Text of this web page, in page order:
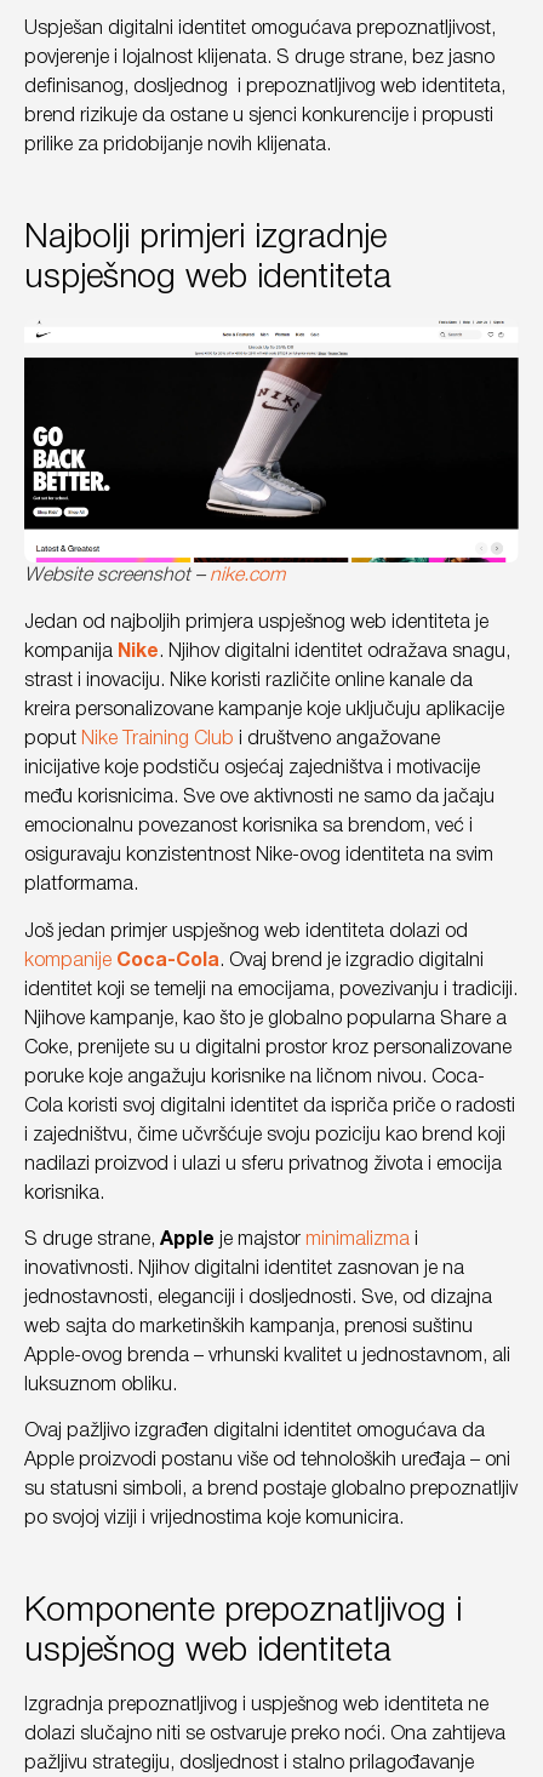
Uspješan digitalni identitet omogućava prepoznatljivost,
povjerenje i lojalnost klijenata. S druge strane, bez jasno
definisanog, dosljednog i prepoznatljivog web identiteta,
brend rizikuje da ostane u sjenci konkurencije i propusti
prilike za pridobijanje novih klijenata.
Najbolji primjeri izgradnje
uspješnog web identiteta
Website screenshot – nike.com
Jedan od najboljih primjera uspješnog web identiteta je
kompanija Nike . Njihov digitalni identitet odražava snagu,
strast i inovaciju. Nike koristi različite online kanale da
kreira personalizovane kampanje koje uključuju aplikacije
poput Nike Training Club i društveno angažovane
inicijative koje podstiču osjećaj zajedništva i motivacije
među korisnicima. Sve ove aktivnosti ne samo da jačaju
emocionalnu povezanost korisnika sa brendom, već i
osiguravaju konzistentnost Nike-ovog identiteta na svim
platformama.
Još jedan primjer uspješnog web identiteta dolazi od
kompanije Coca-Cola . Ovaj brend je izgradio digitalni
identitet koji se temelji na emocijama, povezivanju i tradiciji.
Njihove kampanje, kao što je globalno popularna Share a
Coke, prenijete su u digitalni prostor kroz personalizovane
poruke koje angažuju korisnike na ličnom nivou. Coca-
Cola koristi svoj digitalni identitet da ispriča priče o radosti
i zajedništvu, čime učvršćuje svoju poziciju kao brend koji
nadilazi proizvod i ulazi u sferu privatnog života i emocija
korisnika.
S druge strane, Apple je majstor minimalizma
inovativnosti. Njihov digitalni identitet zasnovan je na
jednostavnosti, eleganciji i dosljednosti. Sve, od dizajna
web sajta do marketinških kampanja, prenosi suštinu
Apple-ovog brenda – vrhunski kvalitet u jednostavnom, ali
luksuznom obliku.
Ovaj pažljivo izgrađen digitalni identitet omogućava da
Apple proizvodi postanu više od tehnoloških uređaja – oni
su statusni simboli, a brend postaje globalno prepoznatljiv
po svojoj viziji i vrijednostima koje komunicira.
Komponente prepoznatljivog i
uspješnog web identiteta
Izgradnja prepoznatljivog i uspješnog web identiteta ne
dolazi slučajno niti se ostvaruje preko noći. Ona zahtijeva
pažljivu strategiju, dosljednost i stalno prilagođavanje